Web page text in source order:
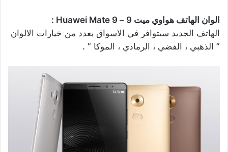
الوان الهاتف هواوي ميت 9 – Huawei Mate 9 :
الهاتف الجديد سيتوافر في الاسواق بعدد من خيارات الالوان
” الذهبي ، الفضي ، الرمادي ، الموكا ” .